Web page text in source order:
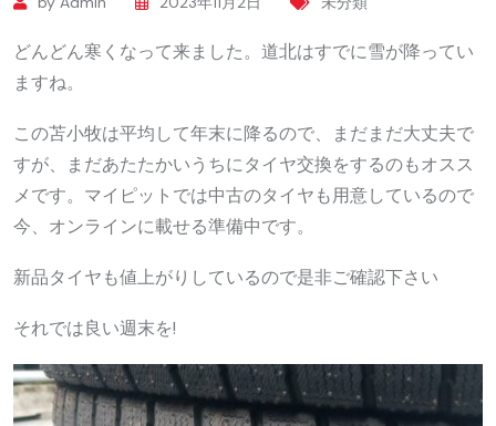
どんどん寒くなって来ました。道北はすでに雪が降ってい
ますね。
この苫小牧は平均して年末に降るので、まだまだ大丈夫で
すが、まだあたたかいうちにタイヤ交換をするのもオスス
メです。マイピットでは中古のタイヤも用意しているので
今、オンラインに載せる準備中です。
新品タイヤも値上がりしているので是非ご確認下さい
それでは良い週末を!